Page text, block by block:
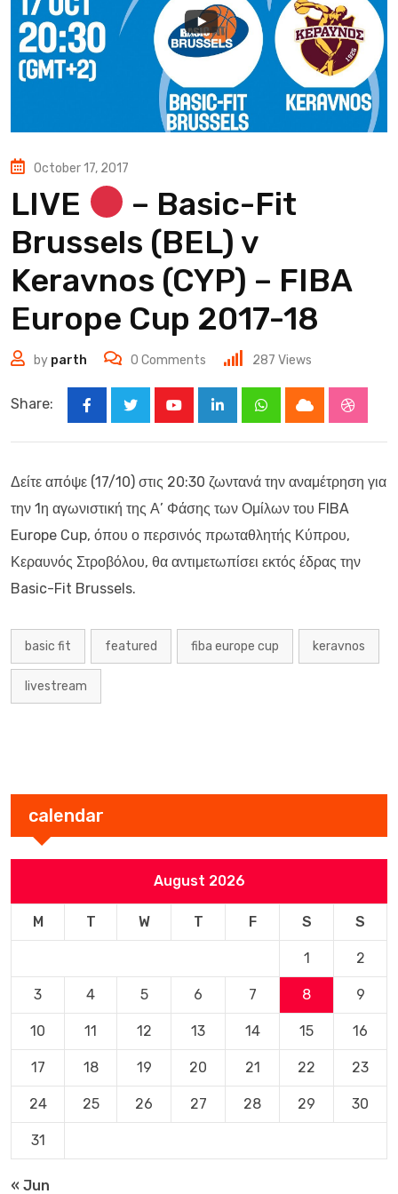
October 17, 2017
LIVE
– Basic-Fit
Brussels (BEL) v
Keravnos (CYP) – FIBA
Europe Cup 2017-18
by parth 0 Comments 287 Views
Share:
LinkedInWhatsappCloud
Δείτε απόψε (17/10) στις 20:30 ζωντανά την αναμέτρηση για
την 1η αγωνιστική της Α’ Φάσης των Ομίλων του FIBA
Europe Cup, όπου ο περσινός πρωταθλητής Κύπρου,
Κεραυνός Στροβόλου, θα αντιμετωπίσει εκτός έδρας την
Basic-Fit Brussels.
basic fit featured fiba europe cup keravnos
livestream
calendar
August 2026
M T W T F S S
1 2
3 4 5 6 7 8 9
10 11 12 13 14 15 16
17 18 19 20 21 22 23
24 25 26 27 28 29 30
31
« Jun